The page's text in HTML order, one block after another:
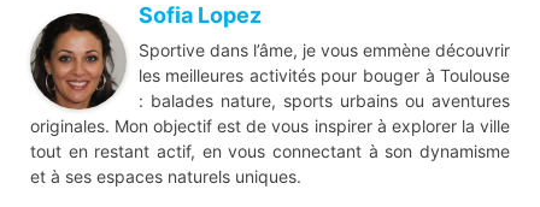
Sofia Lopez
Sportive dans l’âme, je vous emmène découvrir
les meilleures activités pour bouger à Toulouse
: balades nature, sports urbains ou aventures
originales. Mon objectif est de vous inspirer à explorer la ville
tout en restant actif, en vous connectant à son dynamisme
et à ses espaces naturels uniques.